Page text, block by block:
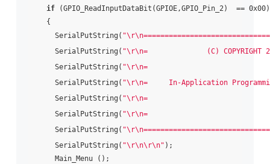
if (GPIO_ReadInputDataBit(GPIOE,GPIO_Pin_2)  == 0x00)
{
SerialPutString(
SerialPutString( "\r\n=              (C)
SerialPutString( "\r\n=
SerialPutString( "\r\n=     In-Application
SerialPutString( "\r\n=
SerialPutString( "\r\n=
SerialPutString(
SerialPutString( "\r\n\r\n" );
Main_Menu ();